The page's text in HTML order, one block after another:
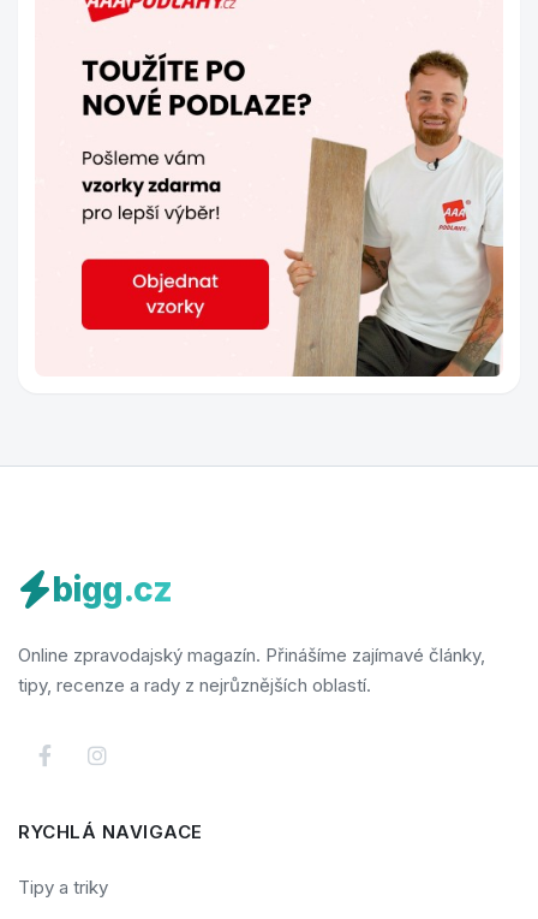
bigg.cz
Online zpravodajský magazín. Přinášíme zajímavé články,
tipy, recenze a rady z nejrůznějších oblastí.
RYCHLÁ NAVIGACE
Tipy a triky